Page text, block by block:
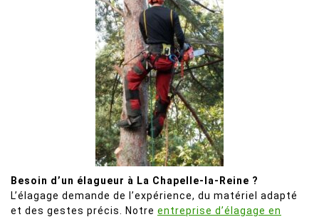
Besoin d’un élagueur à La Chapelle-la-Reine ?
L’élagage demande de l’expérience, du matériel adapté
et des gestes précis. Notre entreprise d’élagage en